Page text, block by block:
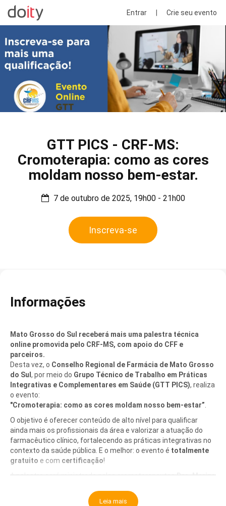
Entrar Crie seu evento
GTT PICS - CRF-MS:
Cromoterapia: como as cores
moldam nosso bem-estar.
7 de outubro de 2025, 19h00 - 21h00
Inscreva-se
Informações
Mato Grosso do Sul receberá mais uma palestra técnica
online promovida pelo CRF-MS, com apoio do CFF e
parceiros.
Desta vez, o Conselho Regional de Farmácia de Mato Grosso
do Sul, por meio do Grupo Técnico de Trabalho em Práticas
Integrativas e Complementares em Saúde (GTT PICS), realiza
o evento:
"Cromoterapia: como as cores moldam nosso bem-estar”
O objetivo é oferecer conteúdo de alto nível para qualificar
ainda mais os profissionais da área e valorizar a atuação do
farmacêutico clínico, fortalecendo as práticas integrativas no
contexto da saúde pública. E o melhor: o evento é totalmente
gratuito e com certificação!
A palestra será ministrada pelas cromoterapeutasDra. Mariza
Leia mais